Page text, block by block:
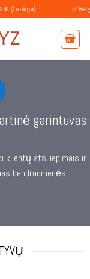
✅Belgijoje
garintuvas
klientų atsiliepimais ir
bendruomenės